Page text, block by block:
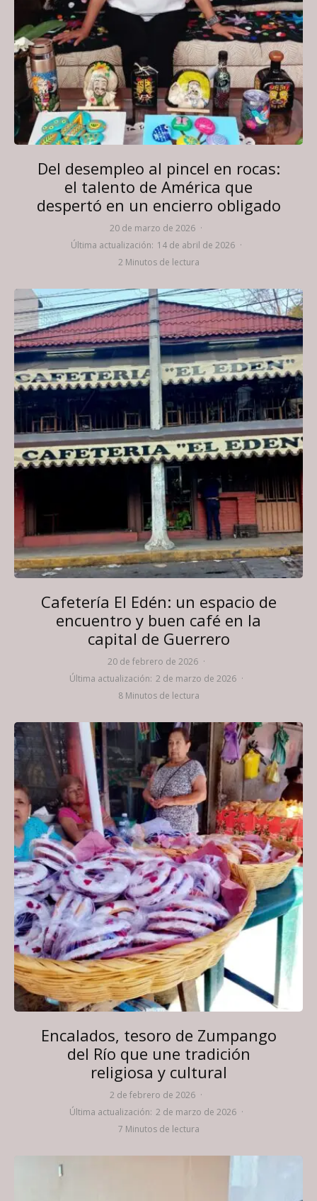
Del desempleo al pincel en rocas:
el talento de América que
despertó en un encierro obligado
20 de marzo de 2026 ·
Última actualización: 14 de abril de 2026 ·
2 Minutos de lectura
Cafetería El Edén: un espacio de
encuentro y buen café en la
capital de Guerrero
20 de febrero de 2026 ·
Última actualización: 2 de marzo de 2026 ·
8 Minutos de lectura
Encalados, tesoro de Zumpango
del Río que une tradición
religiosa y cultural
2 de febrero de 2026 ·
Última actualización: 2 de marzo de 2026 ·
7 Minutos de lectura